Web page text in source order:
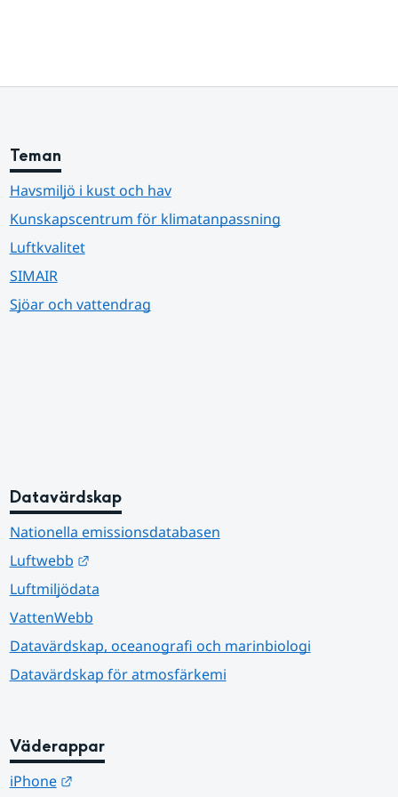
Teman
Havsmiljö i kust och hav
Kunskapscentrum för klimatanpassning
Luftkvalitet
SIMAIR
Sjöar och vattendrag
Datavärdskap
Nationella emissionsdatabasen
Luftwebb
Länk till annan webbplats.
Luftmiljödata
VattenWebb
Datavärdskap, oceanografi och marinbiologi
Datavärdskap för atmosfärkemi
Väderappar
iPhone Länk till annan webbplats.